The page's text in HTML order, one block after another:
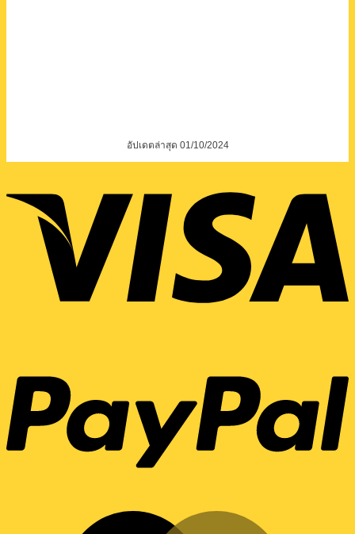
อัปเดตล่าสุด 01/10/2024